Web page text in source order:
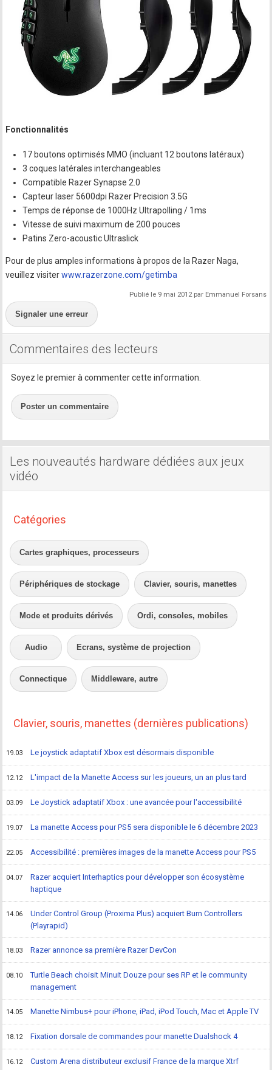
Fonctionnalités
17 boutons optimisés MMO (incluant 12 boutons latéraux)
3 coques latérales interchangeables
Compatible Razer Synapse 2.0
Capteur laser 5600dpi Razer Precision 3.5G
Temps de réponse de 1000Hz Ultrapolling / 1ms
Vitesse de suivi maximum de 200 pouces
Patins Zero-acoustic Ultraslick
Pour de plus amples informations à propos de la Razer Naga,
veuillez visiterwww.razerzone.com/getimba
Publié le 9 mai 2012 par Emmanuel Forsans
Signaler une erreur
Commentaires des lecteurs
Soyez le premier à commenter cette information.
Poster un commentaire
Les nouveautés hardware dédiées aux jeux
vidéo
Catégories
Cartes graphiques, processeurs
Périphériques de stockage Clavier, souris, manettes
Mode et produits dérivés Ordi, consoles, mobiles
Audio Ecrans, système de projection
Connectique Middleware, autre
Clavier, souris, manettes (dernières publications)
19.03 Le joystick adaptatif Xbox est désormais disponible
12.12 L'impact de la Manette Access sur les joueurs, un an plus tard
03.09 Le Joystick adaptatif Xbox : une avancée pour l'accessibilité
19.07 La manette Access pour PS5 sera disponible le 6 décembre 2023
22.05 Accessibilité : premières images de la manette Access pour PS5
04.07
Razer acquiert Interhaptics pour développer son écosystème
haptique
14.06
Under Control Group (Proxima Plus) acquiert Burn Controllers
(Playrapid)
18.03 Razer annonce sa première Razer DevCon
08.10
Turtle Beach choisit Minuit Douze pour ses RP et le community
management
14.05 Manette Nimbus+ pour iPhone, iPad, iPod Touch, Mac et Apple TV
18.12 Fixation dorsale de commandes pour manette Dualshock 4
16.12 Custom Arena distributeur exclusif France de la marque Xtrf